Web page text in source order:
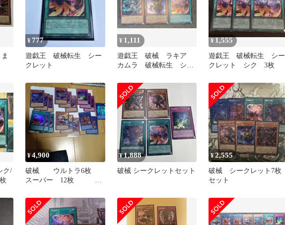
¥ 777
遊戯王 破械転生 シー
クレット
¥ 1,111
遊戯王 破械 ラキア
カムラ 破械転生 シー
¥ 1,555
遊戯王 破械転生 シー
クレット シク 3枚
ク/
¥4,900
破械 ウルトラ6枚
スーパー 12枚 匿
¥1,888
破械 シークレットセット
¥2,555
破械 シークレット7枚
セット